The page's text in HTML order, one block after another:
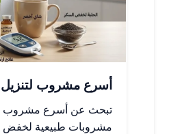
أسرع مشروب لتنزيل
مشروبات طبيعية لخفض